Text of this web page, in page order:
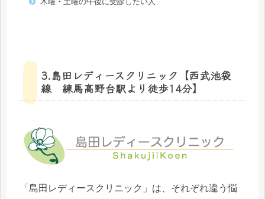
3.島田レディースクリニック【西武池袋
線 練馬高野台駅より徒歩14分】
「島田レディースクリニック」は、それぞれ違う悩